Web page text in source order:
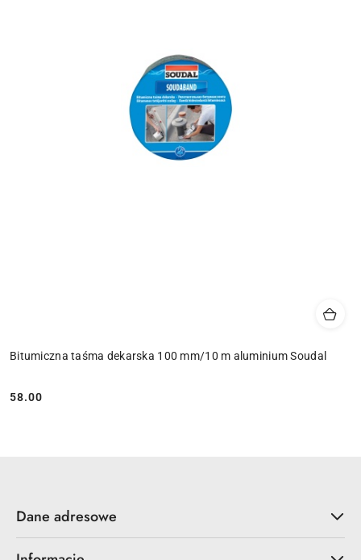
Bitumiczna taśma dekarska 100 mm/10 m aluminium Soudal
Cena:
58.00
Dane adresowe